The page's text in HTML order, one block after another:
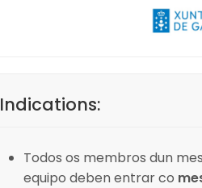
Indications:
Todos os membros dun
equipo deben entrar co